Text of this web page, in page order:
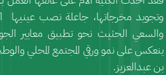
وتجويد مخرجاتها، جاعلة نصب عينيها
والسعي الحثيث نحو تطبيق معايير
ينعكس على نمو ورقي المجتمع المحلي
بن عبدالعزيز.